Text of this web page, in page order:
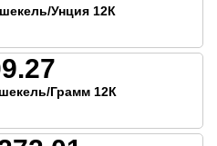
Унция 12К
Грамм 12К